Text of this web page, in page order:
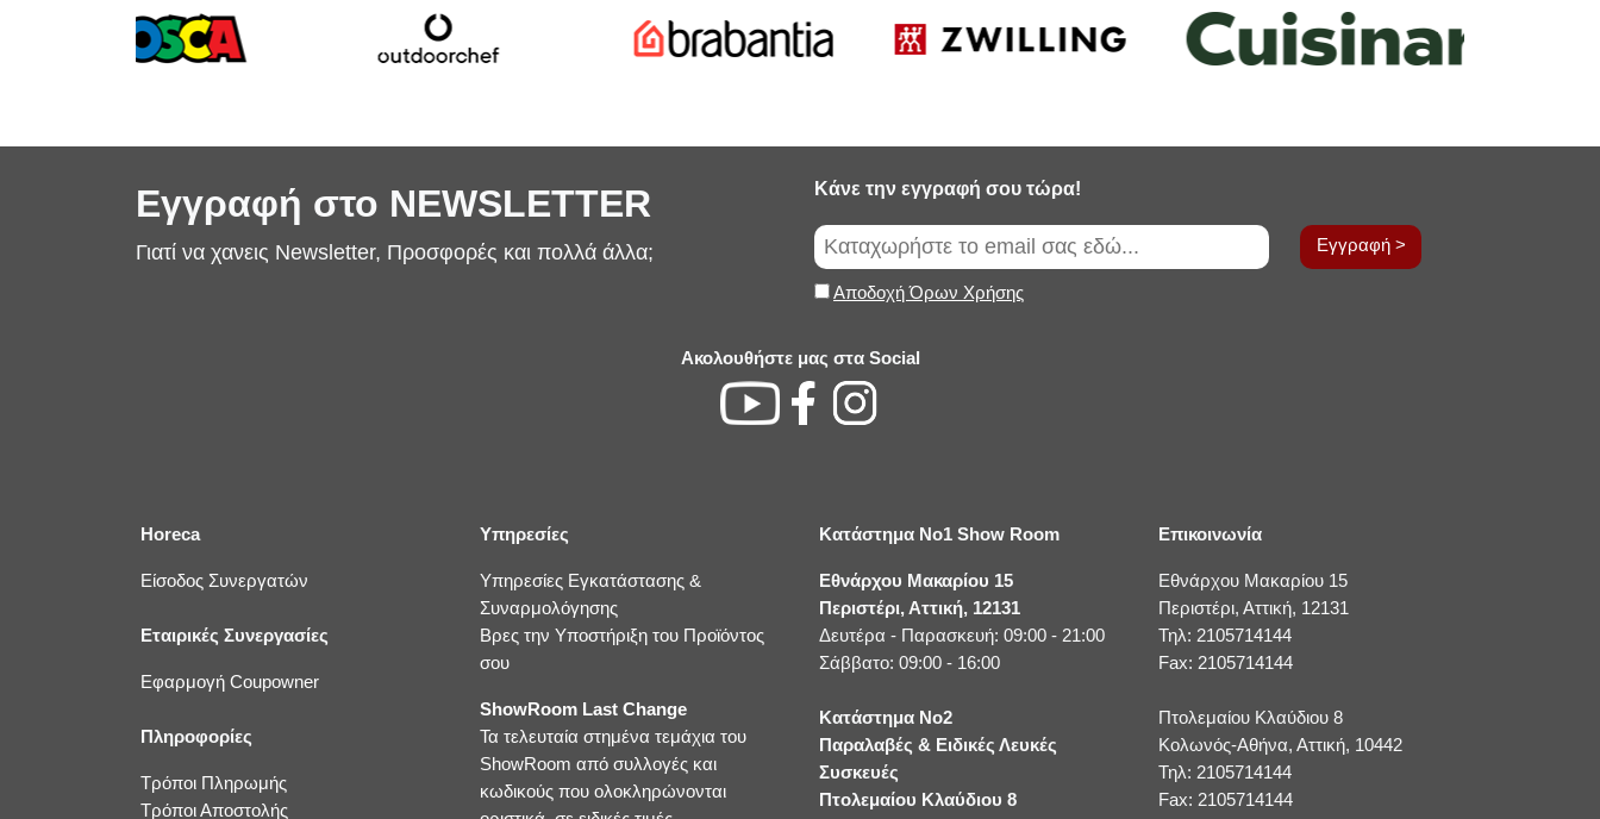
Εγγραφή στο NEWSLETTER
Γιατί να χανεις Newsletter, Προσφορές και πολλά άλλα;
Κάνε την εγγραφή σου τώρα!
Εγγραφή >
Αποδοχή Όρων Χρήσης
Ακολουθήστε μας στα Social
Horeca
Είσοδος Συνεργατών
Εταιρικές Συνεργασίες
Εφαρμογή Coupowner
Πληροφορίες
Τρόποι Πληρωμής
Τρόποι Αποστολής
Υπηρεσίες
Υπηρεσίες Εγκατάστασης &
Συναρμολόγησης
Βρες την Υποστήριξη του Προϊόντος
σου
ShowRoom Last Change
Τα τελευταία στημένα τεμάχια του
ShowRoom από συλλογές και
κωδικούς που ολοκληρώνονται
Κατάστημα No1 Show Room
Εθνάρχου Μακαρίου 15
Περιστέρι, Αττική, 12131
Δευτέρα - Παρασκευή: 09:00 - 21:00
Σάββατο: 09:00 - 16:00
Κατάστημα No2
Παραλαβές & Ειδικές Λευκές
Συσκευές
Πτολεμαίου Κλαύδιου 8
Επικοινωνία
Εθνάρχου Μακαρίου 15
Περιστέρι, Αττική, 12131
Τηλ: 2105714144
Fax: 2105714144
Πτολεμαίου Κλαύδιου 8
Κολωνός-Αθήνα, Αττική, 10442
Τηλ: 2105714144
Fax: 2105714144